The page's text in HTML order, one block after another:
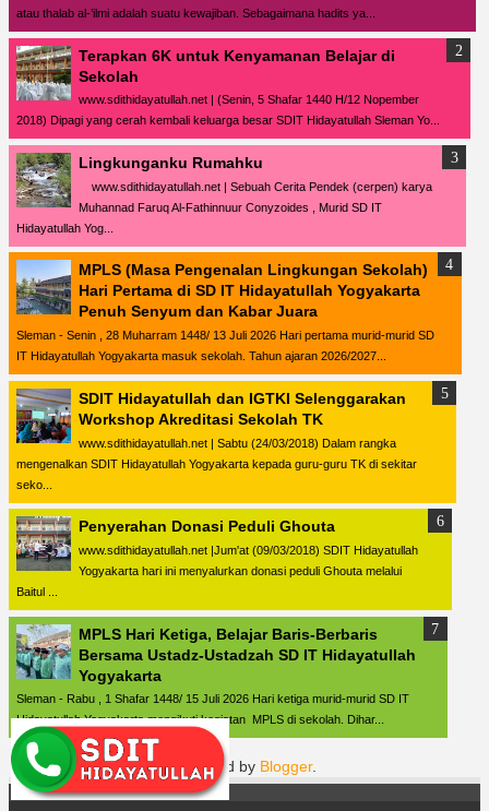
atau thalab al-’ilmi adalah suatu kewajiban. Sebagaimana hadits ya...
Terapkan 6K untuk Kenyamanan Belajar di
Sekolah
www.sdithidayatullah.net | (Senin, 5 Shafar 1440 H/12 Nopember
2018) Dipagi yang cerah kembali keluarga besar SDIT Hidayatullah Sleman Yo...
Lingkunganku Rumahku
www.sdithidayatullah.net | Sebuah Cerita Pendek (cerpen) karya
Muhannad Faruq Al-Fathinnuur Conyzoides , Murid SD IT
Hidayatullah Yog...
MPLS (Masa Pengenalan Lingkungan Sekolah)
Hari Pertama di SD IT Hidayatullah Yogyakarta
Penuh Senyum dan Kabar Juara
Sleman - Senin , 28 Muharram 1448/ 13 Juli 2026 Hari pertama murid-murid SD
IT Hidayatullah Yogyakarta masuk sekolah. Tahun ajaran 2026/2027...
SDIT Hidayatullah dan IGTKI Selenggarakan
Workshop Akreditasi Sekolah TK
www.sdithidayatullah.net | Sabtu (24/03/2018) Dalam rangka
mengenalkan SDIT Hidayatullah Yogyakarta kepada guru-guru TK di sekitar
seko...
Penyerahan Donasi Peduli Ghouta
www.sdithidayatullah.net |Jum'at (09/03/2018) SDIT Hidayatullah
Yogyakarta hari ini menyalurkan donasi peduli Ghouta melalui
Baitul ...
MPLS Hari Ketiga, Belajar Baris-Berbaris
Bersama Ustadz-Ustadzah SD IT Hidayatullah
Yogyakarta
Sleman - Rabu , 1 Shafar 1448/ 15 Juli 2026 Hari ketiga murid-murid SD IT
Hidayatullah Yogyakarta mengikuti kegiatan MPLS di sekolah. Dihar...
Powered by Blogger.